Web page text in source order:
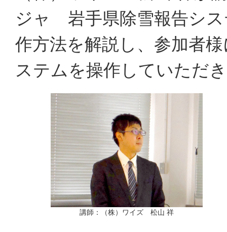
ジャ 岩手県除雪報告シス
作方法を解説し、参加者
ステムを操作していただ
講師：（株）ワイズ 松山 祥